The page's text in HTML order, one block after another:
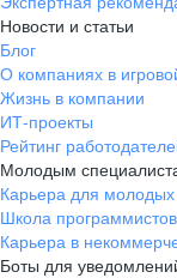
Новости и статьи
Блог
О компаниях в
Жизнь в компании
ИТ-проекты
Рейтинг
Молодым
Карьера для
Школа программистов
Карьера в
Боты для